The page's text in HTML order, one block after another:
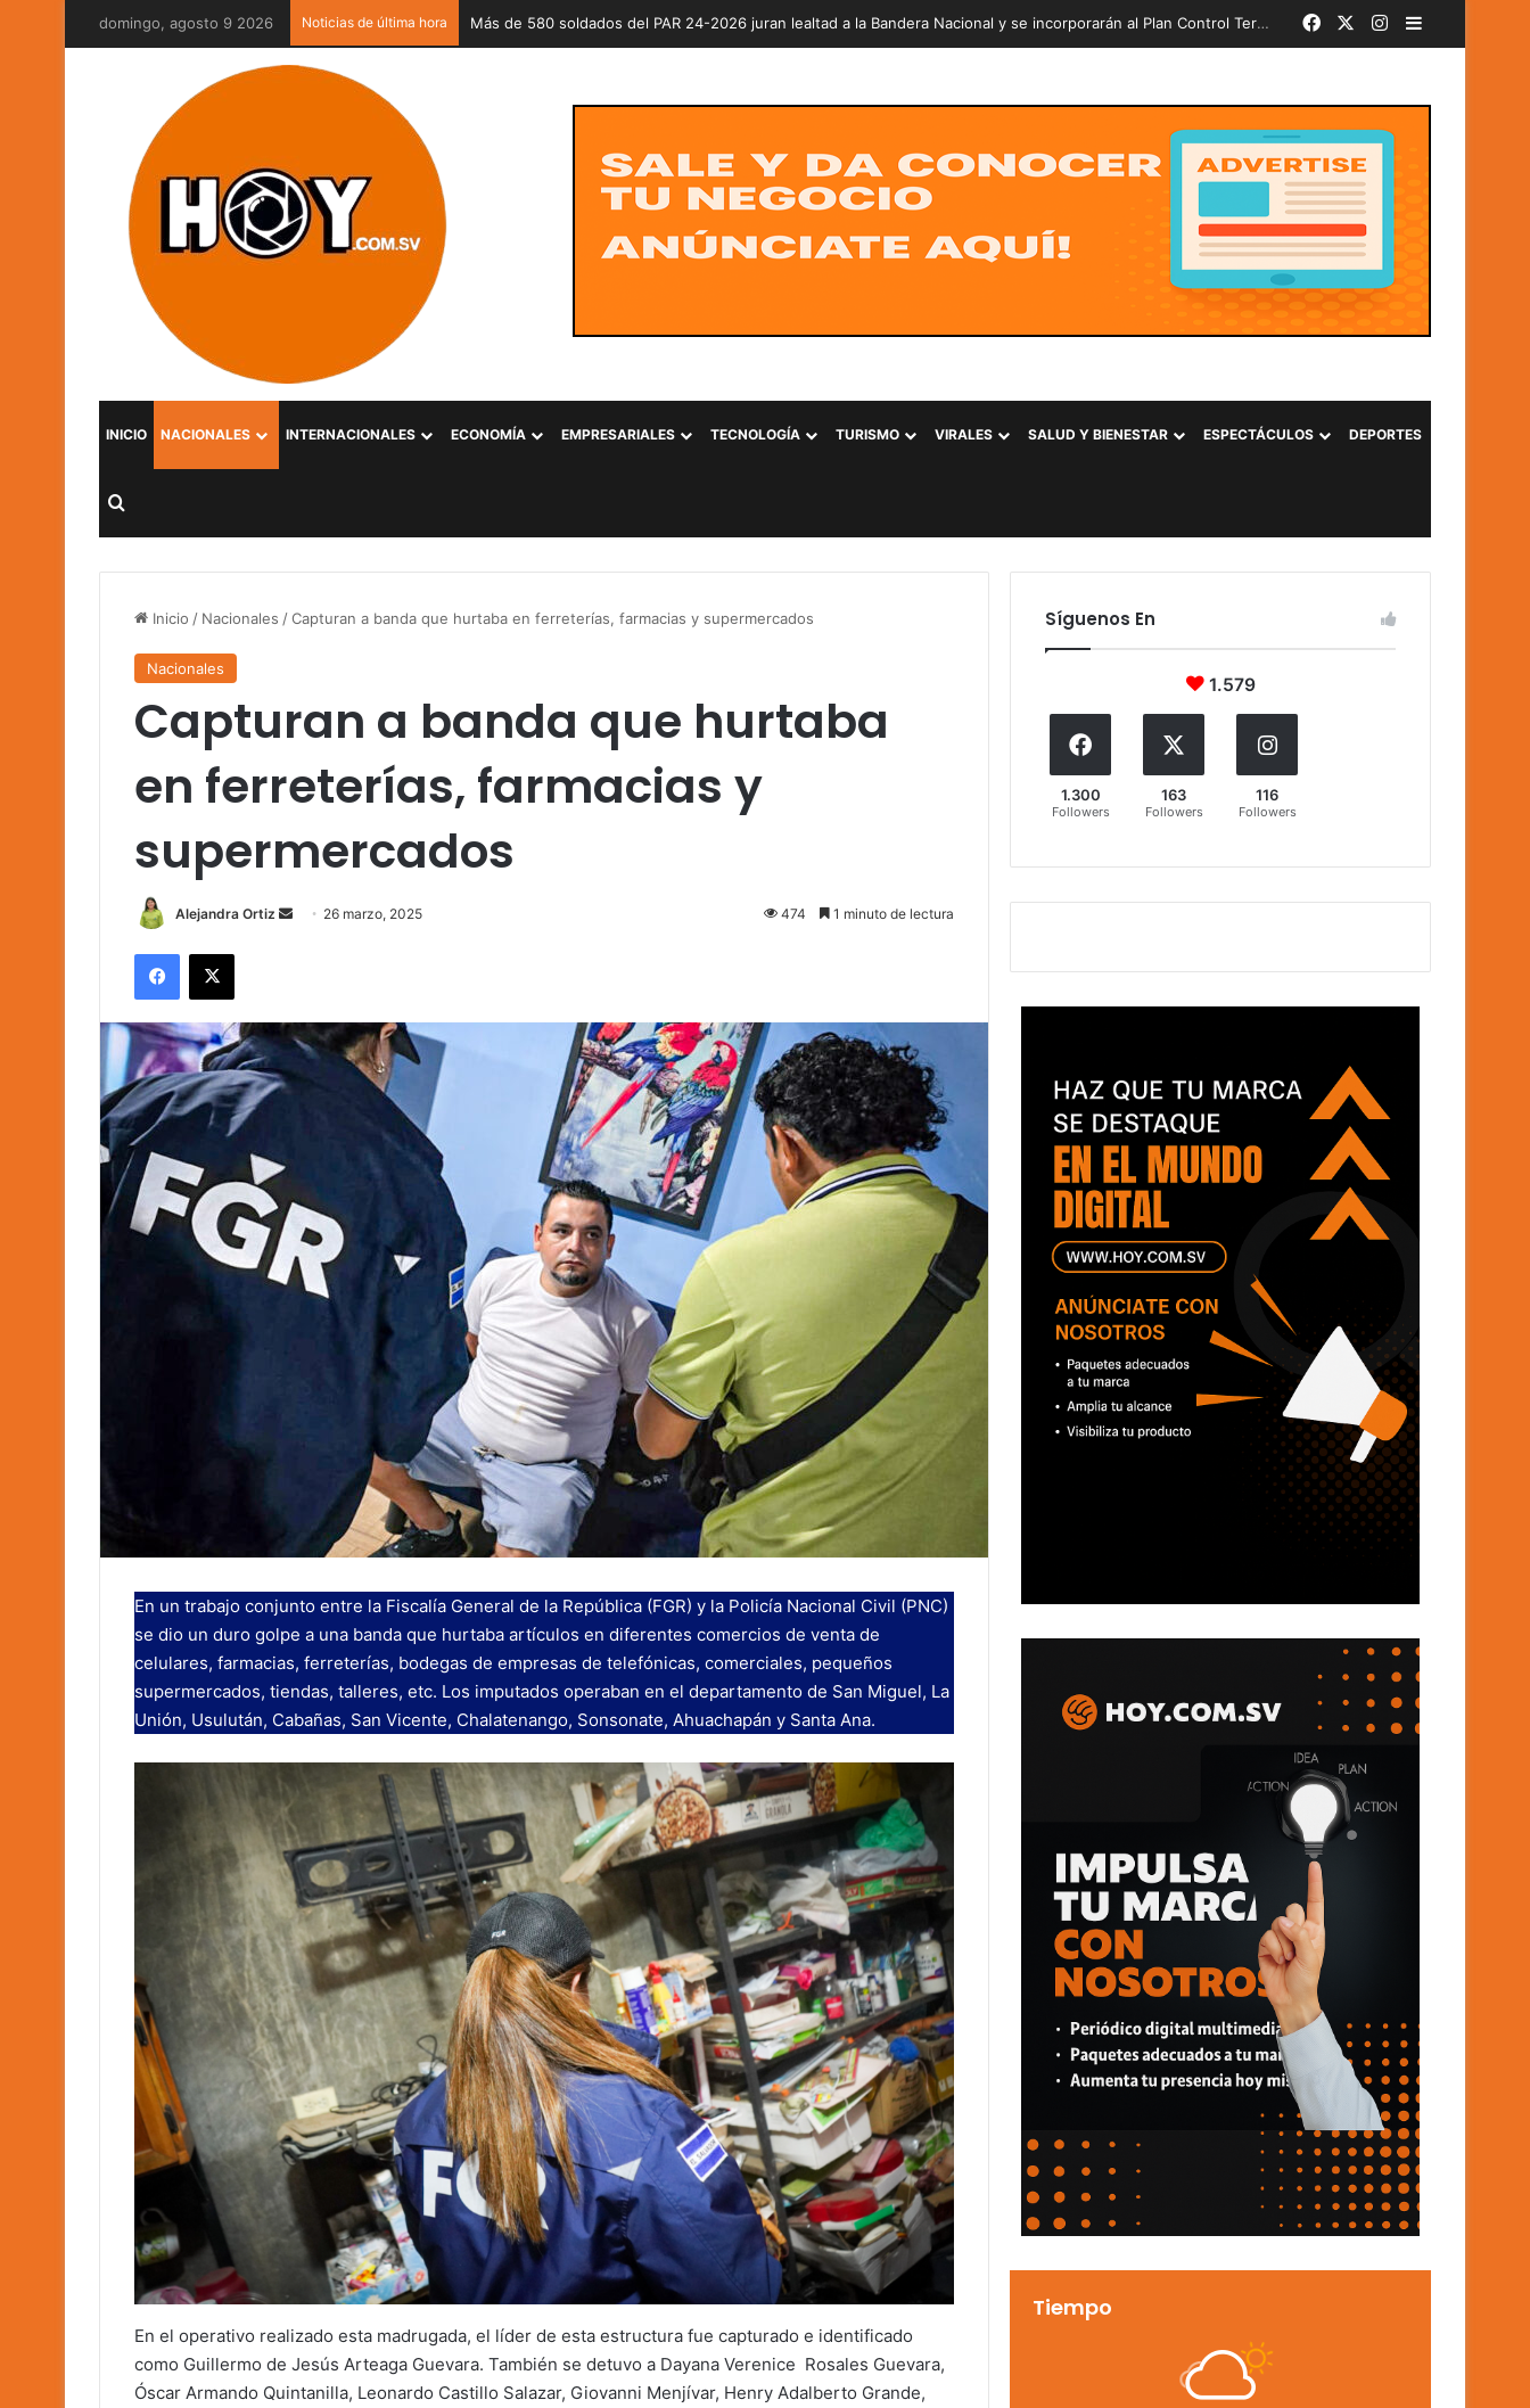
domingo, agosto 9 2026 Noticias de última hora MOP Verde prepara jornada nacional para entregar árboles y plantas este sábado FacebookInstagram
Barra lateral
INICIO NACIONALES INTERNACIONALES ECONOMÍA EMPRESARIALES TECNOLOGÍA TURISMO VIRALES SALUD Y BIENESTAR ESPECTÁCULOS DEPORTES
Buscar por
Inicio / Nacionales /Capturan a banda que hurtaba en ferreterías, farmacias y supermercados
Nacionales
Capturan a banda que hurtaba
en ferreterías, farmacias y
supermercados
Alejandra Ortiz
Send 26 marzo, 2025 474 1 minuto de lectura
Facebook
X
En un trabajo conjunto entre la Fiscalía General de la República (FGR) y la Policía Nacional Civil (PNC)
se dio un duro golpe a una banda que hurtaba artículos en diferentes comercios de venta de
celulares, farmacias, ferreterías, bodegas de empresas de telefónicas, comerciales, pequeños
supermercados, tiendas, talleres, etc. Los imputados operaban en el departamento de San Miguel, La
Unión, Usulután, Cabañas, San Vicente, Chalatenango, Sonsonate, Ahuachapán y Santa Ana.
En el operativo realizado esta madrugada, el líder de esta estructura fue capturado e identificado
como Guillermo de Jesús Arteaga Guevara. También se detuvo a Dayana Verenice Rosales Guevara,
Óscar Armando Quintanilla, Leonardo Castillo Salazar, Giovanni Menjívar, Henry Adalberto Grande,
Síguenos En
1.579
1.300
Followers
163
Followers
116
Followers
Tiempo